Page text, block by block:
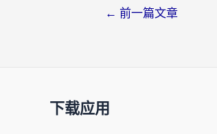
← 前一篇文章
下载应用